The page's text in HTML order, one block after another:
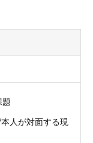
題
人が対面する現